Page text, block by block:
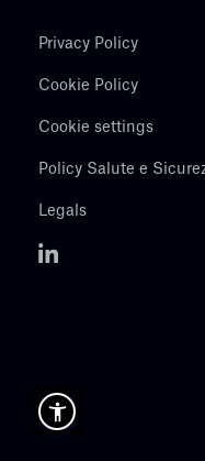
Privacy Policy
Cookie Policy
Cookie settings
Policy Salute e
Legals